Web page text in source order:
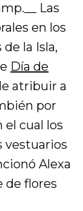
Las
en los
la Isla,
Día de
atribuir a
por
el cual los
vestuarios
Alexa
de flores